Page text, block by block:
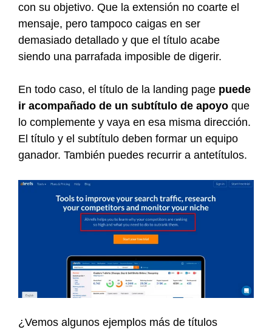
con su objetivo. Que la extensión no coarte el
mensaje, pero tampoco caigas en ser
demasiado detallado y que el título acabe
siendo una parrafada imposible de digerir.
En todo caso, el título de la landing page puede
ir acompañado de un subtítulo de apoyo que
lo complemente y vaya en esa misma dirección.
El título y el subtítulo deben formar un equipo
ganador. También puedes recurrir a antetítulos.
¿Vemos algunos ejemplos más de títulos